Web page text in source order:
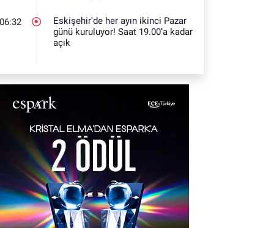
Eskişehir'de her ayın ikinci Pazar
günü kuruluyor! Saat 19.00’a kadar
açık